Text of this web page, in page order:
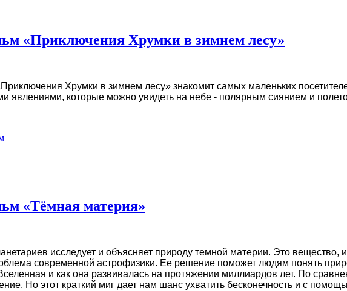
«Приключения Хрумки в зимнем лесу»
Хрумки в зимнем лесу» знакомит самых маленьких
явлениями, которые можно увидеть на небе - полярным сиянием и
«Тёмная материя»
исследует и объясняет природу темной материи. Это вещество,
современной астрофизики. Ее решение поможет людям понять
и как она развивалась на протяжении миллиардов лет. По
Но этот краткий миг дает нам шанс ухватить бесконечность и с